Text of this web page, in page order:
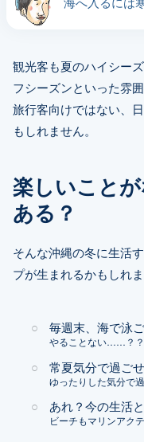
観光客も夏のハイシー
フシーズンといった雰
旅行客向けではない、
もしれません。
楽しいこと
ある？
そんな沖縄の冬に生活
プが生まれるかもしれま
毎週末、海で泳
やることない……？？
常夏気分で過ご
ゆったりした気分で
あれ？今の生活
ビーチもマリンアク